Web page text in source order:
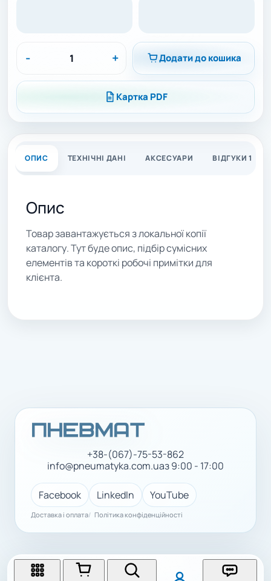
- + Додати до кошика
Картка PDF
ОПИС ТЕХНІЧНІ ДАНІ АКСЕСУАРИ ВІДГУКИ 1
Опис
Товар завантажується з локальної копії
каталогу. Тут буде опис, підбір сумісних
елементів та короткі робочі примітки для
клієнта.
+38-(067)-75-53-862
info@pneumatyka.com.uaз 9:00 - 17:00
Facebook LinkedIn YouTube
Доставка і оплата Політика конфіденційності